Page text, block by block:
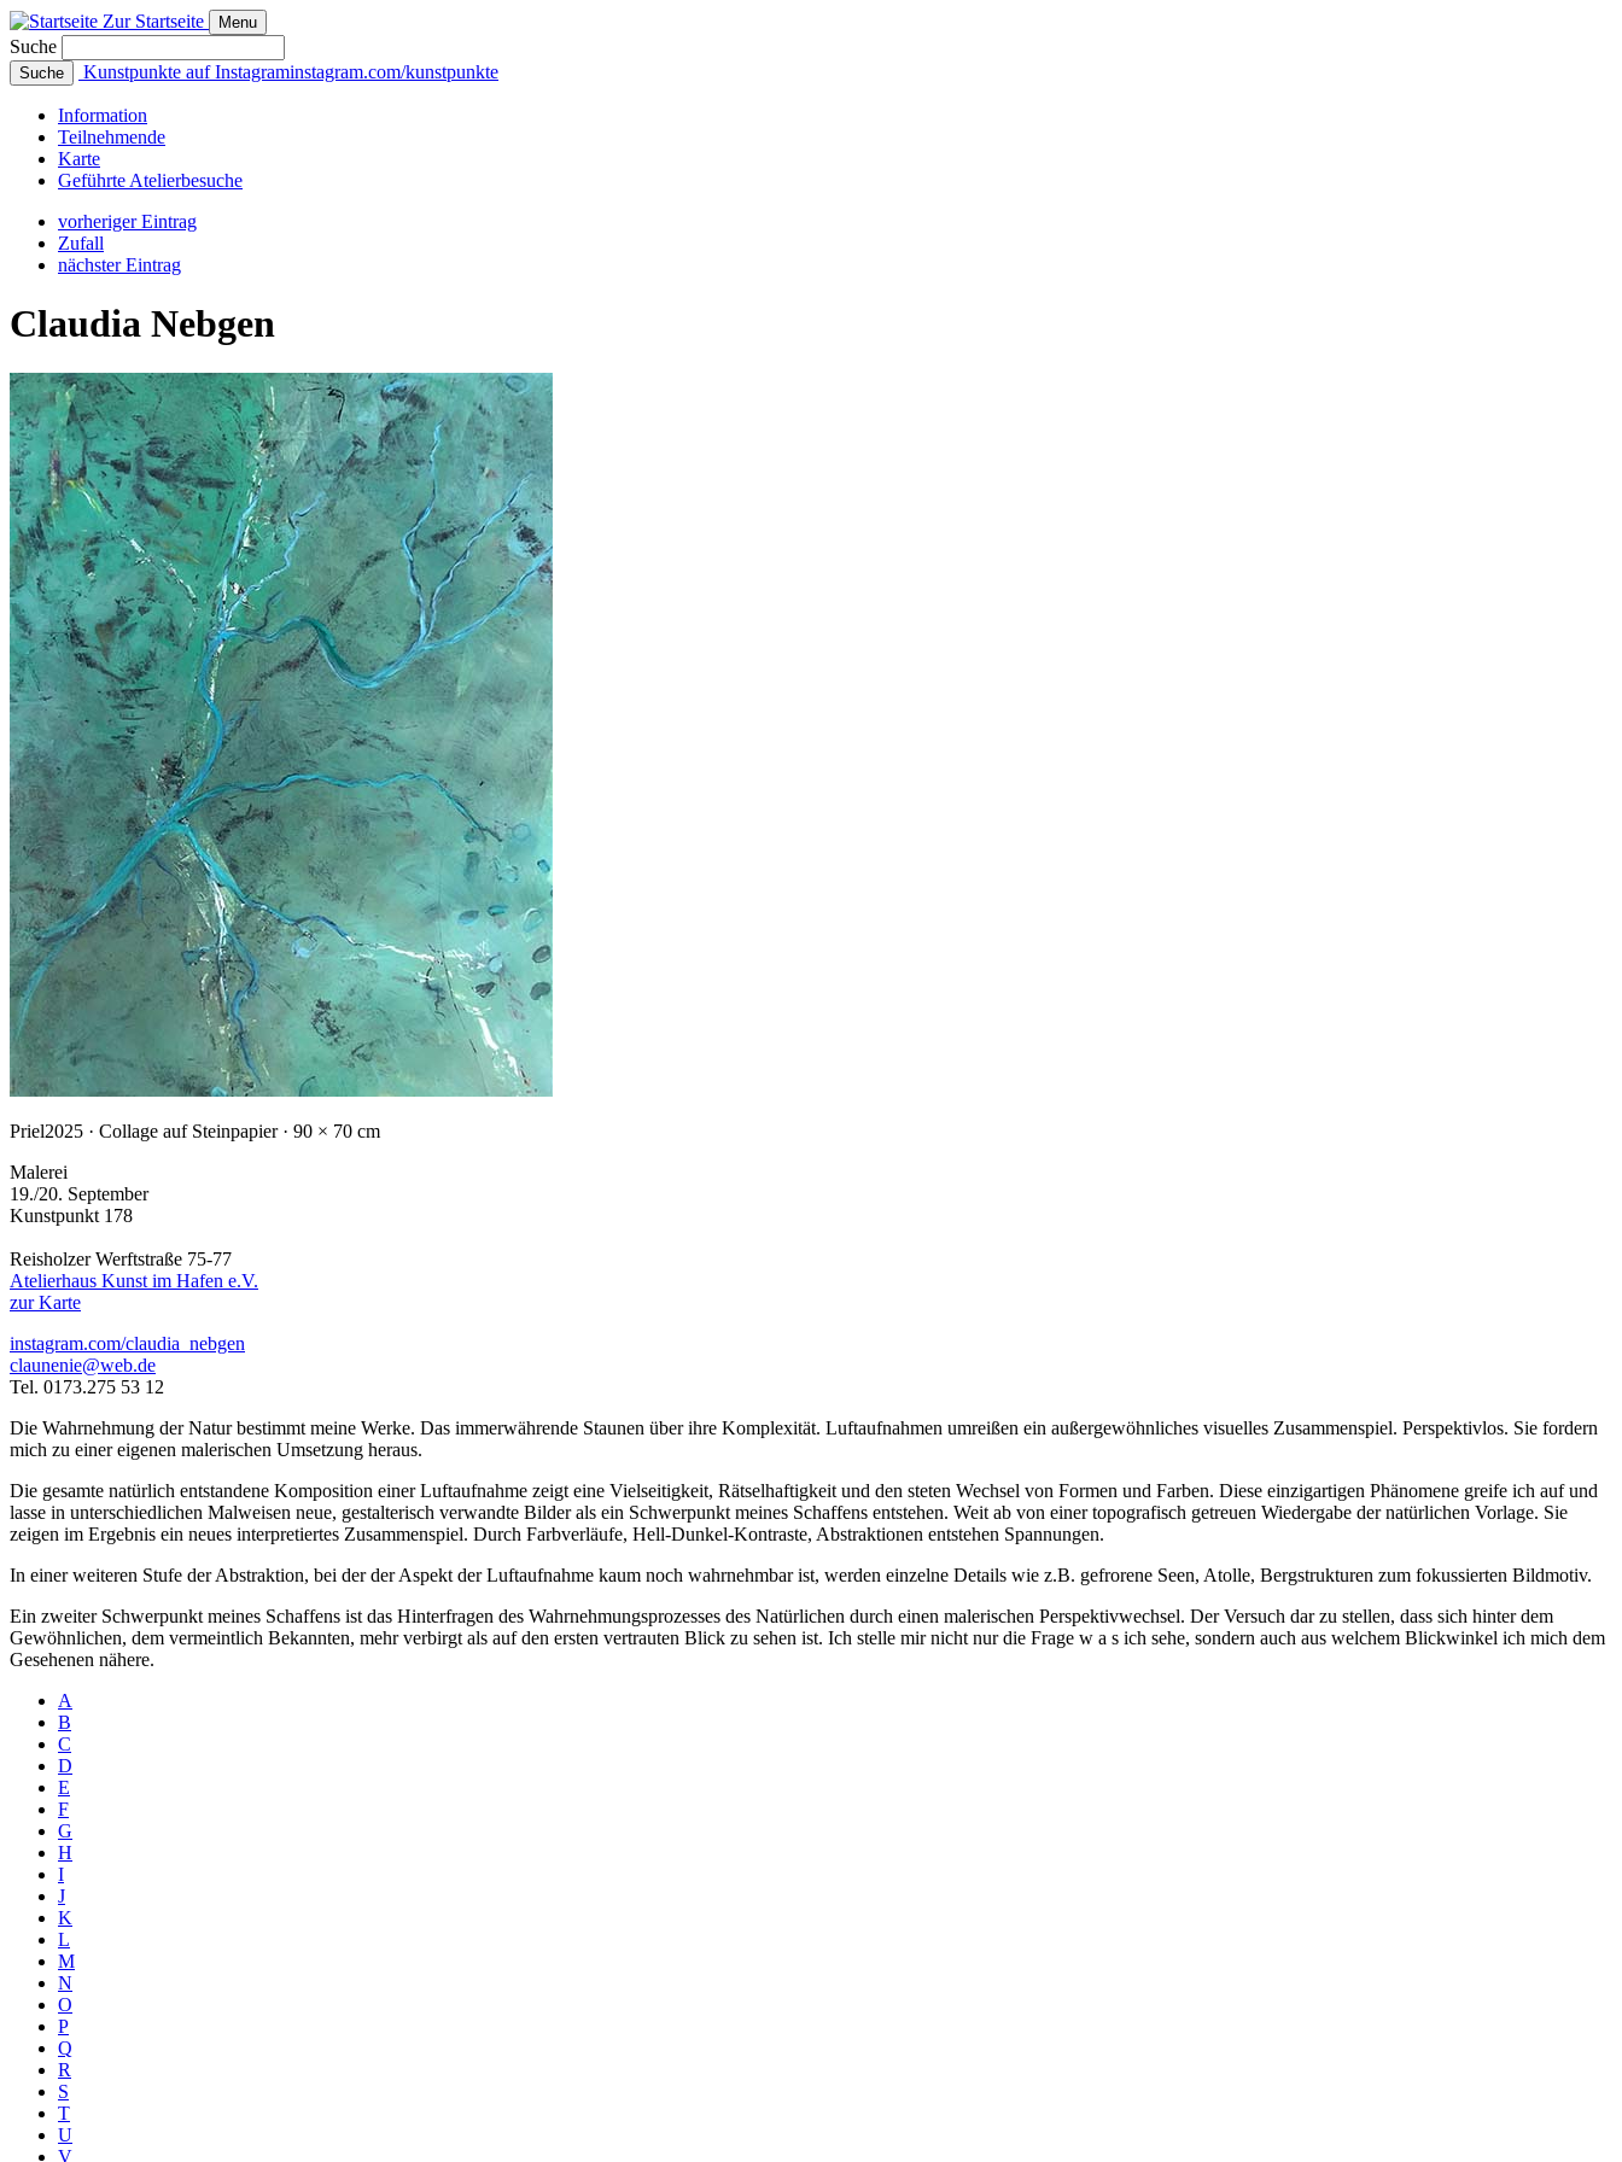
Zur Startseite Menu
Suche
Suche Kunstpunkte auf Instagraminstagram.com/kunstpunkte
Information
Teilnehmende
Karte
Geführte Atelierbesuche
vorheriger Eintrag
Zufall
nächster Eintrag
Claudia Nebgen
Priel2025 · Collage auf Steinpapier · 90 × 70 cm
Malerei
19./20. September
Kunstpunkt 178
Reisholzer Werftstraße 75-77
Atelierhaus Kunst im Hafen e.V.
zur Karte
instagram.com/claudia_nebgen
claunenie@web.de
Tel. 0173.275 53 12
Die Wahrnehmung der Natur bestimmt meine Werke. Das immerwährende Staunen über ihre Komplexität. Luftaufnahmen umreißen ein außergewöhnliches visuelles Zusammenspiel. Perspektivlos. Sie fordern
mich zu einer eigenen malerischen Umsetzung heraus.
Die gesamte natürlich entstandene Komposition einer Luftaufnahme zeigt eine Vielseitigkeit, Rätselhaftigkeit und den steten Wechsel von Formen und Farben. Diese einzigartigen Phänomene greife ich auf und
lasse in unterschiedlichen Malweisen neue, gestalterisch verwandte Bilder als ein Schwerpunkt meines Schaffens entstehen. Weit ab von einer topografisch getreuen Wiedergabe der natürlichen Vorlage. Sie
zeigen im Ergebnis ein neues interpretiertes Zusammenspiel. Durch Farbverläufe, Hell-Dunkel-Kontraste, Abstraktionen entstehen Spannungen.
In einer weiteren Stufe der Abstraktion, bei der der Aspekt der Luftaufnahme kaum noch wahrnehmbar ist, werden einzelne Details wie z.B. gefrorene Seen, Atolle, Bergstrukturen zum fokussierten Bildmotiv.
Ein zweiter Schwerpunkt meines Schaffens ist das Hinterfragen des Wahrnehmungsprozesses des Natürlichen durch einen malerischen Perspektivwechsel. Der Versuch dar zu stellen, dass sich hinter dem
Gewöhnlichen, dem vermeintlich Bekannten, mehr verbirgt als auf den ersten vertrauten Blick zu sehen ist. Ich stelle mir nicht nur die Frage w a s ich sehe, sondern auch aus welchem Blickwinkel ich mich dem
Gesehenen nähere.
A
B
C
D
E
F
G
H
I
J
K
L
M
N
O
P
Q
R
S
T
U
V